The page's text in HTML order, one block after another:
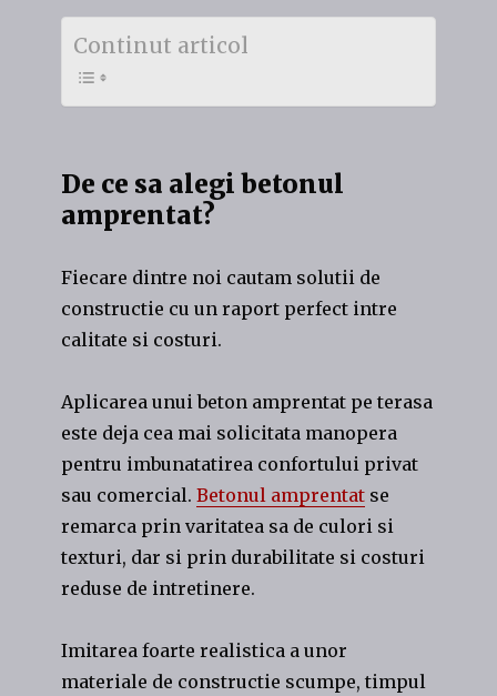
Continut articol
De ce sa alegi betonul
amprentat?
Fiecare dintre noi cautam solutii de
constructie cu un raport perfect intre
calitate si costuri.
Aplicarea unui beton amprentat pe terasa
este deja cea mai solicitata manopera
pentru imbunatatirea confortului privat
sau comercial. Betonul amprentatse
remarca prin varitatea sa de culori si
texturi, dar si prin durabilitate si costuri
reduse de intretinere.
Imitarea foarte realistica a unor
materiale de constructie scumpe, timpul